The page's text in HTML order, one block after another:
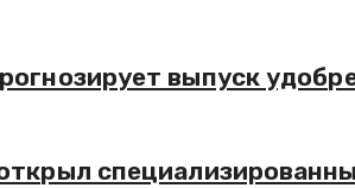
выпуск